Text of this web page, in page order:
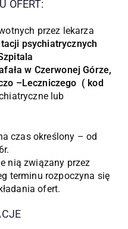
OFERT:
przez lekarza
psychiatrycznych
w Czerwonej Górze,
–Leczniczego ( kod
lub
czas określony – od
nią związany przez
terminu rozpoczyna się
ofert.